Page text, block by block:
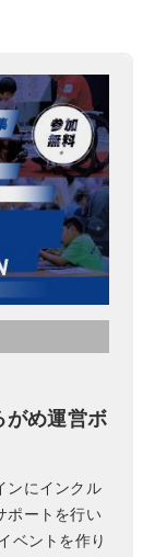
め運営ボ
ンにインクル
ポートを行い
ベントを作り